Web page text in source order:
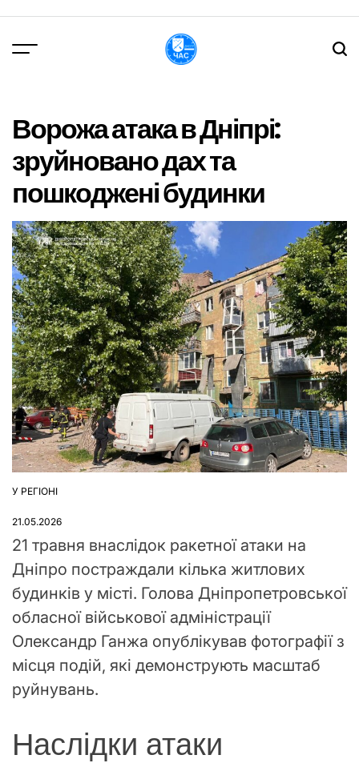
вмісту
Ворожа атака в Дніпрі:
зруйновано дах та
пошкоджені будинки
ОПУБЛІКУВАТИ
У РЕГІОНІ
21.05.2026
21 травня внаслідок ракетної атаки на
Дніпро постраждали кілька житлових
будинків у місті. Голова Дніпропетровської
обласної військової адміністрації
Олександр Ганжа опублікував фотографії з
місця подій, які демонструють масштаб
руйнувань.
Наслідки атаки